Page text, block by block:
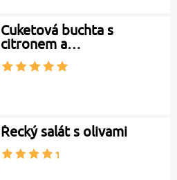
Cuketová buchta s
citronem a…
Řecký salát s olivami